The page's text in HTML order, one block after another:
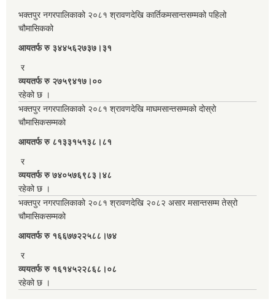
भक्तपुर नगरपालिकाको २०८१ श्रावणदेखि कार्तिकमसान्तसम्मको पहिलो
चौमासिकको
आयतर्फ रु‌ ३४४५६२७३७।३१
र
व्ययतर्फ रु २७५९४१७।००
रहेको छ ।
भक्तपुर नगरपालिकाको २०८१ श्रावणदेखि माघमसान्तसम्मको दोस्रो
चौमासिकसम्मको
आयतर्फ रु‌ ८१३३१५१३८।८१
र
व्ययतर्फ रु ७४०५७६९८३।४८
रहेको छ ।
भक्तपुर नगरपालिकाको २०८१ श्रावणदेखि २०८२ असार मसान्तसम्म तेस्रो
चौमासिकसम्मको
आयतर्फ रु‌ १६६७७२२५८८।७४
र
व्ययतर्फ रु १६१४५२२८६८।०८
रहेको छ ।